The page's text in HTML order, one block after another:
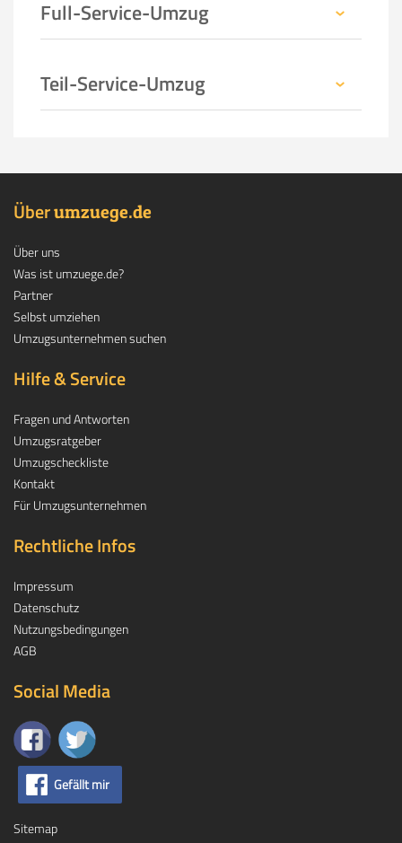
Full-Service-Umzug
Teil-Service-Umzug
Überumzuege.de
Über uns
Was ist umzuege.de?
Partner
Selbst umziehen
Umzugsunternehmen suchen
Hilfe & Service
Fragen und Antworten
Umzugsratgeber
Umzugscheckliste
Kontakt
Für Umzugsunternehmen
Rechtliche Infos
Impressum
Datenschutz
Nutzungsbedingungen
AGB
Social Media
Gefällt mir
Sitemap